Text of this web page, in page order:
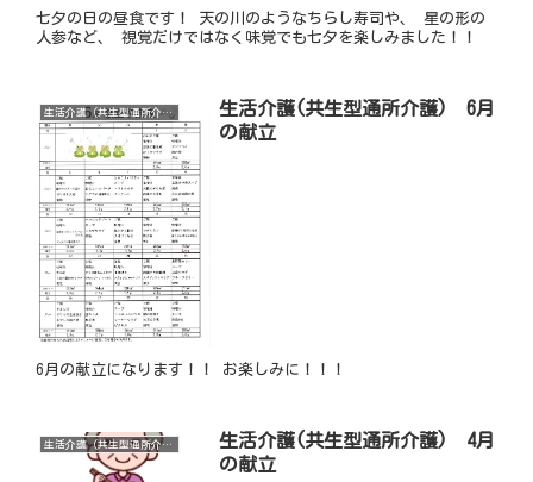
七夕の日の昼食です！ 天の川のようなちらし寿司や、 星の形の
人参など、 視覚だけではなく味覚でも七夕を楽しみました！！
生活介護（共生型通所介護）
生活介護(共生型通所介護) 6月
の献立
6月の献立になります！！ お楽しみに！！！
生活介護（共生型通所介護）
生活介護(共生型通所介護) 4月
の献立